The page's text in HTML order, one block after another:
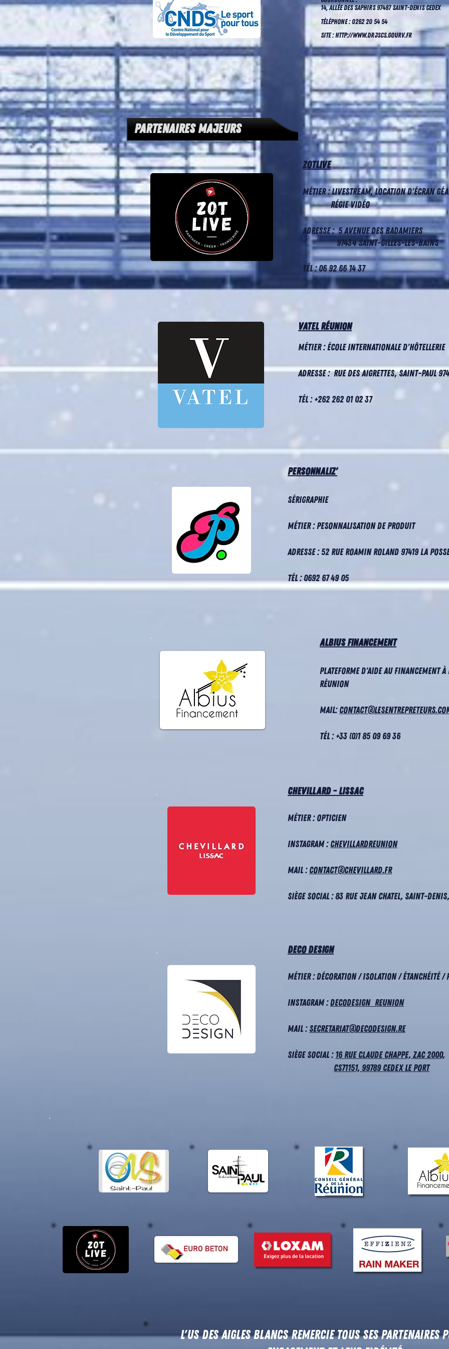
14, allée des saphirs 97487 Saint-Denis cedex
TÉLÉPHONE : 0262 20 54 54
SITE :http://www.drjscs.gourv.fr
PARTENAIRES majeurs
ZotLive
Métier : livestream, location d'écran
régie vidéo
Adresse :5 avenue des Badamiers
97434 Saint-Gilles-les-bains
Tél : 06 92 66 14 37
Vatel réunion
Métier : école internationale d'hôtellerie
Adresse :Rue des Aigrettes, Saint-Paul
Tél : +262 262 01 02 37
PERSONNALIZ'
Sérigraphie
Métier : Pesonnalisation de produit
Adresse : 52 rue roamin roland 97419 la
Tél : 0692 67 49 05
Albius Financement
Plateforme d'aide au financement à
Réunion
Mail:
Tél : +33 (0)1 85 09 69 36
Chevillard - Lissac
Métier : Opticien
Instagram :chevillardreunion
Mail :contact@chevillard.fr
Siège social : 83 Rue Jean Chatel, Saint-
Deco Design
Métier : Décoration / Isolation / étanchéité /
Instagram :decodesign_reunion
Mail :secretariat@decodesign.re
Siège social :16 rue Claude Chappe, ZAC 2000,
CS71151, 99789 Cedex Le Port
L'US DES AIGLES BLANCS REMERCIE TOUS SES PARTENAIRES